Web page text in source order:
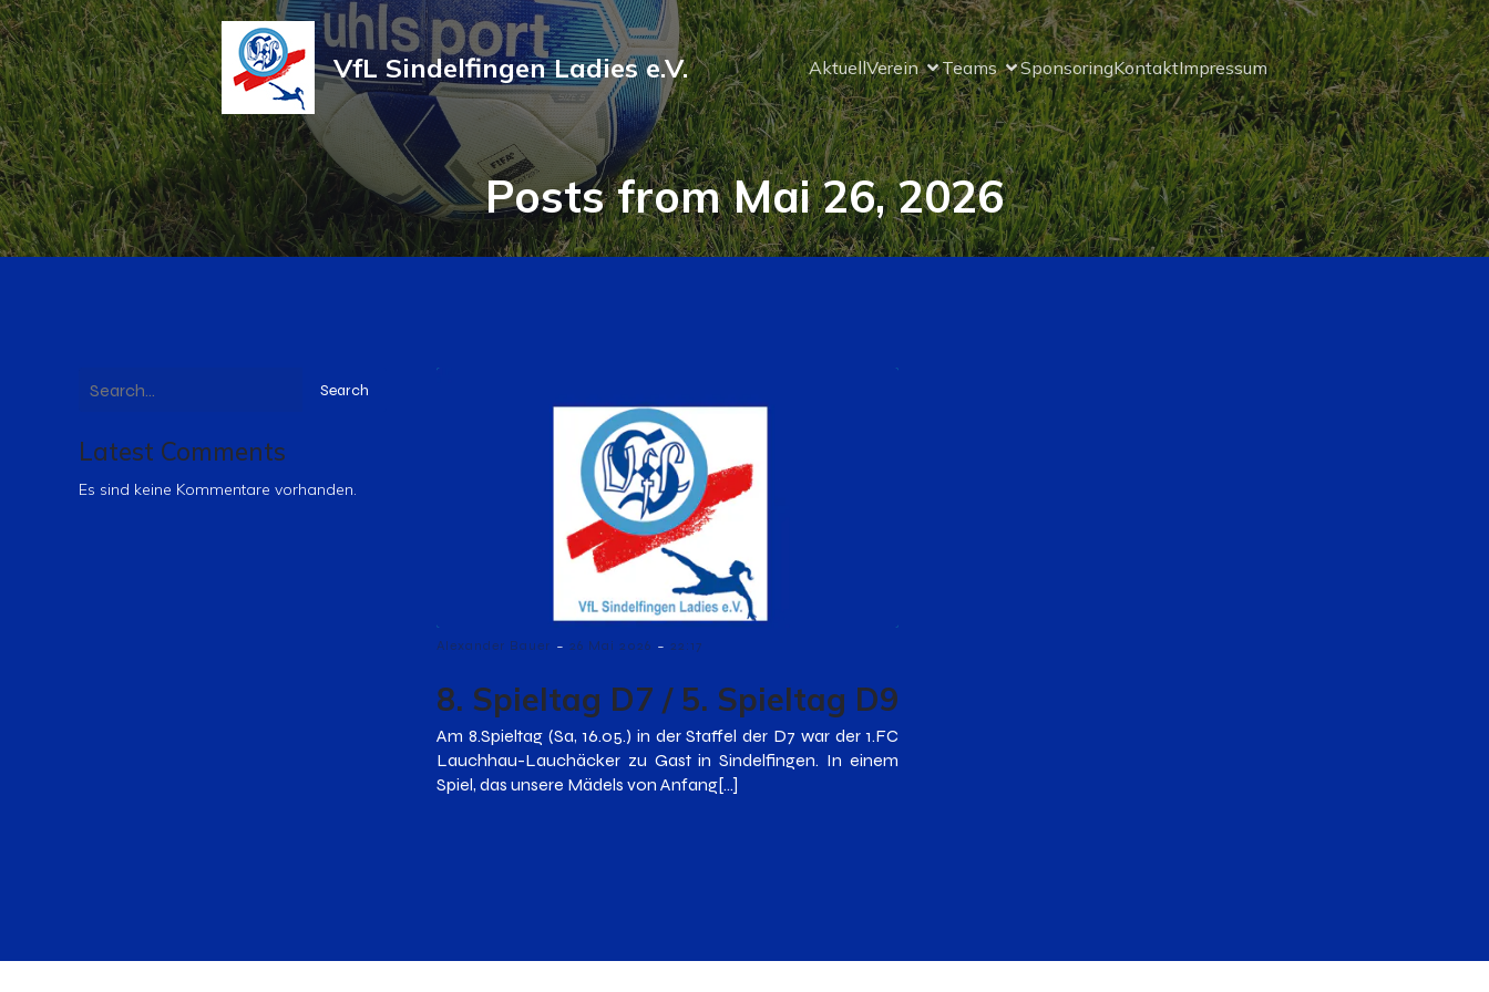
VfL Sindelfingen Ladies e.V. AktuellVerein Teams SponsoringKontaktImpressum
Posts from Mai 26, 2026
Search
Latest Comments
Es sind keine Kommentare vorhanden.
Alexander Bauer - 26 Mai 2026 - 22:17
8. Spieltag D7 / 5. Spieltag D9
Am 8.Spieltag (Sa, 16.05.) in der Staffel der D7 war der 1.FC
Lauchhau-Lauchäcker zu Gast in Sindelfingen. In einem
Spiel, das unsere Mädels von Anfang[…]